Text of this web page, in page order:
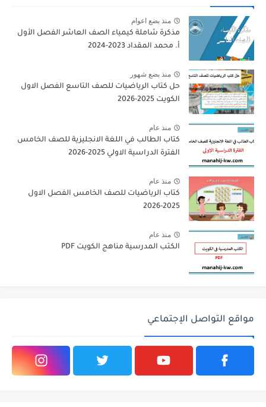
منذ بضع اعوام
مذكرة شاملة كيمياء الصف العاشر الفصل الأول
أ. محمد المقداد 2023-2024
منذ بضع شهور
حل كتاب الرياضيات للصف التاسع الفصل الاول
الكويت 2025-2026
منذ عام
كتاب الطالب في اللغة الانجليزية للصف الخامس
الفترة الدراسية الاولي 2025-2026
منذ عام
كتاب الرياضيات للصف الخامس الفصل الاول
2025-2026
منذ عام
الكتب المدرسية مناهج الكويت PDF
مواقع التواصل الإجتماعي